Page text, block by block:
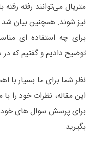
متریال می‌توانند رفته
نیز شوند. همچنین بیان شد
برای چه استفاده ای
توضیح دادیم و گفتیم که در
نظر شما برای ما بسیار
این مقاله، نظرات خود را با
برای پرسش سوال های
بگیرید.